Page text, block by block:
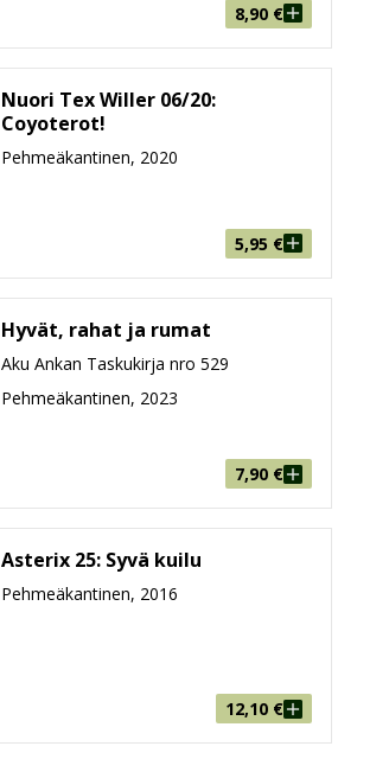
8,90 €
Nuori Tex Willer 06/20:
Coyoterot!
Pehmeäkantinen, 2020
5,95 €
Hyvät, rahat ja rumat
Aku Ankan Taskukirja nro 529
Pehmeäkantinen, 2023
7,90 €
Asterix 25: Syvä kuilu
Pehmeäkantinen, 2016
12,10 €